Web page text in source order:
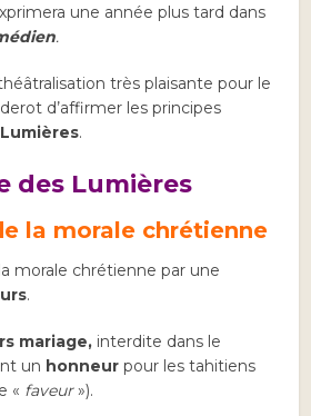
une année plus tard dans
.
très plaisante pour le
d’affirmer les principes
Lumières.
des Lumières
la morale chrétienne
morale chrétienne par une
.
mariage, interdite dans le
un honneur pour les tahitiens
« faveur»).